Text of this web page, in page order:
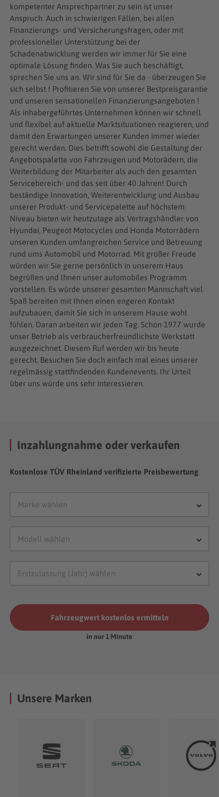
kompetenter Ansprechpartner zu sein ist unser
Anspruch. Auch in schwierigen Fällen, bei allen
Finanzierungs- und Versicherungsfragen, oder mit
professioneller Unterstützung bei der
Schadenabwicklung werden wir immer für Sie eine
optimale Lösung finden. Was Sie auch beschäftigt,
sprechen Sie uns an. Wir sind für Sie da - überzeugen Sie
sich selbst ! Profitieren Sie von unserer Bestpreisgarantie
und unseren sensationellen Finanzierungsangeboten !
Als inhabergeführtes Unternehmen können wir schnell
und flexibel auf aktuelle Marktsituationen reagieren, und
damit den Erwartungen unserer Kunden immer wieder
gerecht werden. Dies betrifft sowohl die Gestaltung der
Angebotspalette von Fahrzeugen und Motorädern, die
Weiterbildung der Mitarbeiter als auch den gesamten
Servicebereich- und das seit über 40 Jahren! Durch
beständige Innovation, Weiterentwicklung und Ausbau
unserer Produkt- und Servicepalette auf höchstem
Niveau bieten wir heutzutage als Vertragshändler von
Hyundai, Peugeot Motocycles und Honda Motorrädern
unseren Kunden umfangreichen Service und Betreuung
rund ums Automobil und Motorrad. Mit großer Freude
würden wir Sie gerne persönlich in unserem Haus
begrüßen und Ihnen unser automobiles Programm
vorstellen. Es würde unserer gesamten Mannschaft viel
Spaß bereiten mit Ihnen einen engeren Kontakt
aufzubauen, damit Sie sich in unserem Hause wohl
fühlen. Daran arbeiten wir jeden Tag. Schon 1977 wurde
unser Betrieb als verbraucherfreundlichste Werkstatt
ausgezeichnet. Diesem Ruf werden wir bis heute
gerecht. Besuchen Sie doch einfach mal eines unserer
regelmässig stattfindenden Kundenevents. Ihr Urteil
über uns würde uns sehr interessieren.
Inzahlungnahme oder verkaufen
Kostenlose TÜV Rheinland verifizierte Preisbewertung
Fahrzeugwert kostenlos ermitteln
in nur 1 Minute
Unsere Marken